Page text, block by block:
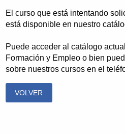
El curso que está intentando
está disponible en nuestro
Puede acceder al catálogo
Formación y Empleo o bien
sobre nuestros cursos en el
VOLVER